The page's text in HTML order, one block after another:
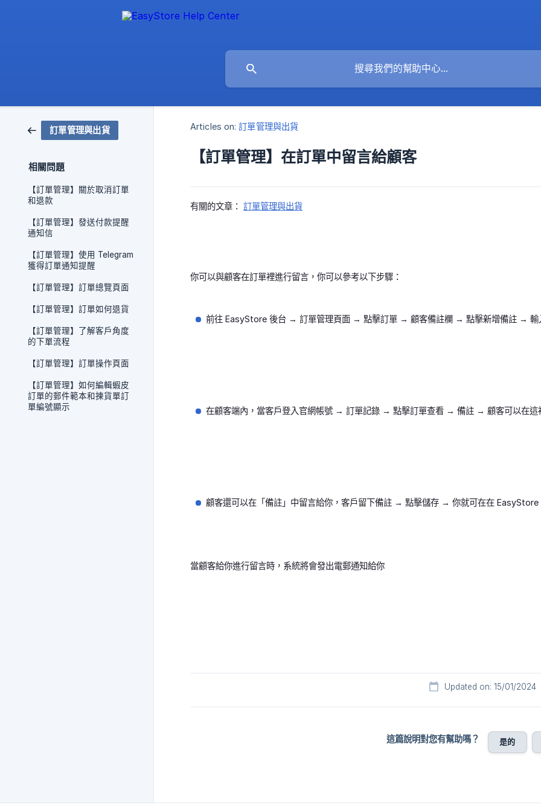
訂單管理與出貨
相關問題
【訂單管理】關於取消訂單
和退款
【訂單管理】發送付款提醒
通知信
【訂單管理】使用 Telegram
獲得訂單通知提醒
【訂單管理】訂單總覽頁面
【訂單管理】訂單如何退貨
【訂單管理】了解客戶角度
的下單流程
【訂單管理】訂單操作頁面
【訂單管理】如何編輯蝦皮
訂單的郵件範本和揀貨單訂
單編號顯示
Articles on: 訂單管理與出貨
【訂單管理】在訂單中留言給顧客
有關的文章： 訂單管理與出貨
你可以與顧客在訂單裡進行留言，你可以參考以下步驟：
前往 EasyStore 後台 → 訂單管理頁面 → 點擊訂單 → 顧客備註欄 → 點擊新增備註 → 輸
在顧客端內，當客戶登入官網帳號 → 訂單記錄 → 點擊訂單查看 → 備註 → 顧客可以在這
顧客還可以在「備註」中留言給你，客戶留下備註 → 點擊儲存 → 你就可在在
當顧客給你進行留言時，系統將會發出電郵通知給你
Updated on: 15/01/2024
這篇說明對您有幫助嗎？ 是的